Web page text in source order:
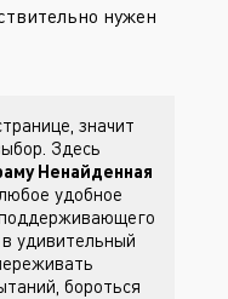
нужен
значит
Здесь
Ненайденная
удобное
удивительный
бороться